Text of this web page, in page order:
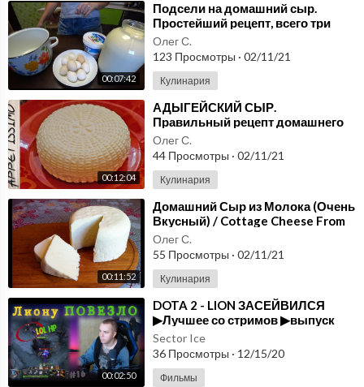
00:07:42
⁣Подсели на домашний сыр.
Простейший рецепт, всего три
ингредиента.
Олег С.
123 Просмотры · 02/11/21
Кулинария
00:12:04
⁣АДЫГЕЙСКИЙ СЫР.
Правильный рецепт домашнего
сыра из молока ☆ Как сделать
сыр в домашних условиях
Олег С.
44 Просмотры · 02/11/21
Кулинария
00:11:52
⁣Домашний Сыр из Молока (Очень
Вкусный) / Cottage Cheese From
Milk / Простой Пошаговый Рецепт
Олег С.
55 Просмотры · 02/11/21
Кулинария
00:02:50
⁣DOTA 2 - LION ЗАСЕЙВИЛСЯ
▶Лучшее со стримов ▶выпуск
#16
Sector Ice
36 Просмотры · 12/15/20
Фильмы